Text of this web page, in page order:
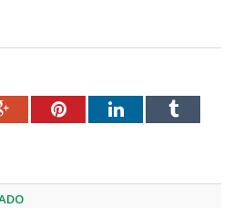
Google+PinterestLinkedInTumblr